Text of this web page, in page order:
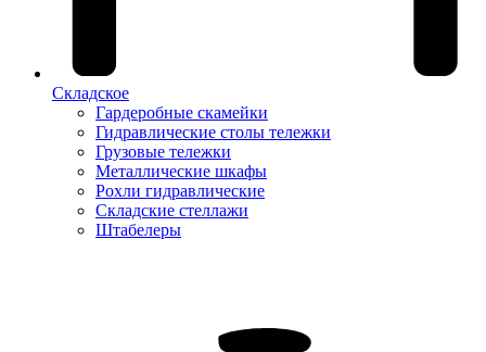
Складское
Гардеробные скамейки
Гидравлические столы тележки
Грузовые тележки
Металлические шкафы
Рохли гидравлические
Складские стеллажи
Штабелеры